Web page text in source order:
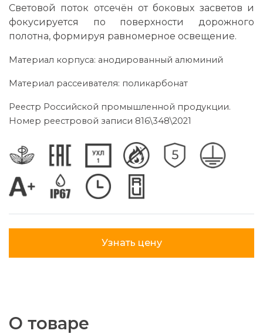
Световой поток отсечён от боковых засветов и
фокусируется по поверхности дорожного
полотна, формируя равномерное освещение.
Материал корпуса: анодированный алюминий
Материал рассеивателя: поликарбонат
Реестр Российской промышленной продукции.
Номер реестровой записи 816\348\2021
Узнать цену
О товаре